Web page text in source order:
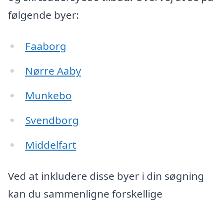
følgende byer:
Faaborg
Nørre Aaby
Munkebo
Svendborg
Middelfart
Ved at inkludere disse byer i din søgning
kan du sammenligne forskellige